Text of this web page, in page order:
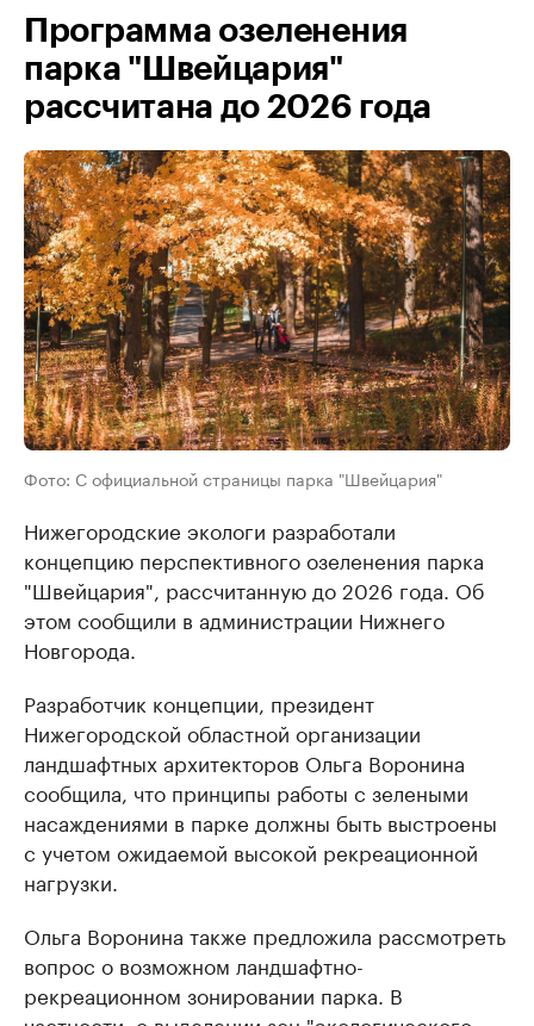
Программа озеленения
парка "Швейцария"
рассчитана до 2026 года
Фото: С официальной страницы парка "Швейцария"
Нижегородские экологи разработали
концепцию перспективного озеленения парка
"Швейцария", рассчитанную до 2026 года. Об
этом сообщили в администрации Нижнего
Новгорода.
Разработчик концепции, президент
Нижегородской областной организации
ландшафтных архитекторов Ольга Воронина
сообщила, что принципы работы с зелеными
насаждениями в парке должны быть выстроены
с учетом ожидаемой высокой рекреационной
нагрузки.
Ольга Воронина также предложила рассмотреть
вопрос о возможном ландшафтно-
рекреационном зонировании парка. В